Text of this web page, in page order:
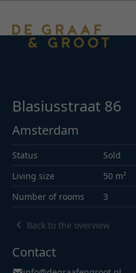
Back to the overview
Blasiusstraat 86
Amsterdam
Status
Sold
Living size
50 m²
Number of rooms
3
Contact